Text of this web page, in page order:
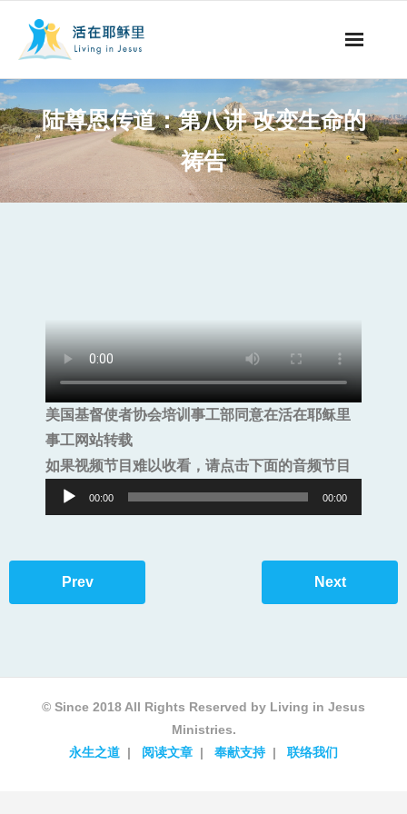
视听节目
阅读文章
其他语言
陆尊恩传道：第八讲 改变生命的
祷告
美国基督使者协会培训事工部同意在活在耶稣里
事工网站转载
如果视频节目难以收看，请点击下面的音频节目
Audio
Player
00:00 00:00
Prev Next
© Since 2018 All Rights Reserved by Living in Jesus
Ministries.
永生之道
阅读文章 奉献支持 联络我们